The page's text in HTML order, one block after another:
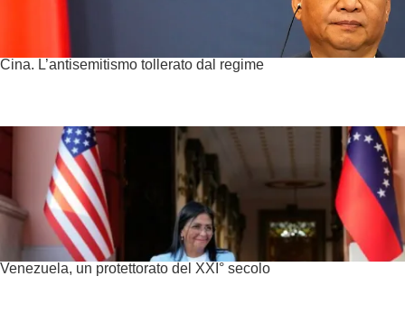
Cina. L’antisemitismo tollerato dal regime
Venezuela, un protettorato del XXI° secolo